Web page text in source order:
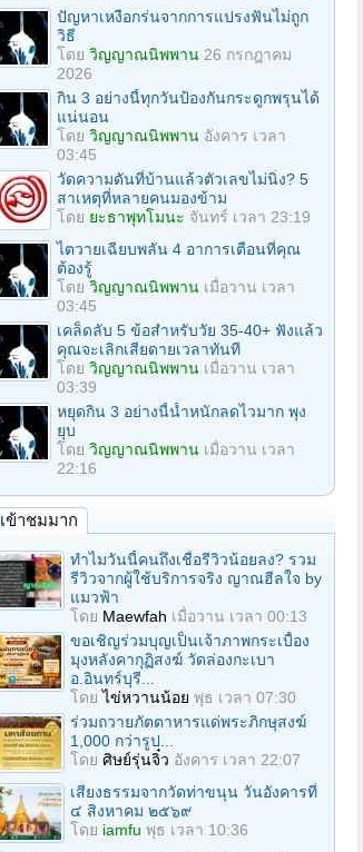
ปัญหาเหงือกร่นจากการแปรงฟันไม่ถูก
วิธี
โดย วิญญาณนิพพาน 26 กรกฎาคม
2026
กิน 3 อย่างนี้ทุกวันป้องกันกระดูกพรุนได้
แน่นอน
โดย วิญญาณนิพพาน อังคาร เวลา
03:45
วัดความดันที่บ้านแล้วตัวเลขไม่นิ่ง? 5
สาเหตุที่หลายคนมองข้าม
โดย ยะธาพุทโมนะ จันทร์ เวลา 23:19
ไตวายเฉียบพลัน 4 อาการเตือนที่คุณ
ต้องรู้
โดย วิญญาณนิพพาน เมื่อวาน เวลา
03:45
เคล็ดลับ 5 ข้อสำหรับวัย 35-40+ ฟังแล้ว
คุณจะเลิกเสียดายเวลาทันที
โดย วิญญาณนิพพาน เมื่อวาน เวลา
03:39
หยุดกิน 3 อย่างนี้น้ำหนักลดไวมาก พุง
ยุบ
โดย วิญญาณนิพพาน เมื่อวาน เวลา
22:16
เข้าชมมาก
ทำไมวันนี้คนถึงเชื่อรีวิวน้อยลง? รวม
รีวิวจากผู้ใช้บริการจริง ญาณฮีลใจ by
แมวฟ้า
โดย Maewfah เมื่อวาน เวลา 00:13
ขอเชิญร่วมบุญเป็นเจ้าภาพกระเบื้อง
มุงหลังคากุฏิสงฆ์ วัดล่องกะเบา
อ.อินทร์บุรี...
โดยไข่หวานน้อย พุธ เวลา 07:30
ร่วมถวายภัตตาหารแด่พระภิกษุสงฆ์
1,000 กว่ารูป...
โดย ศิษย์รุ่นจิ๋ว อังคาร เวลา 22:07
เสียงธรรมจากวัดท่าขนุน วันอังคารที่
๔ สิงหาคม ๒๕๖๙
โดย iamfu พุธ เวลา 10:36